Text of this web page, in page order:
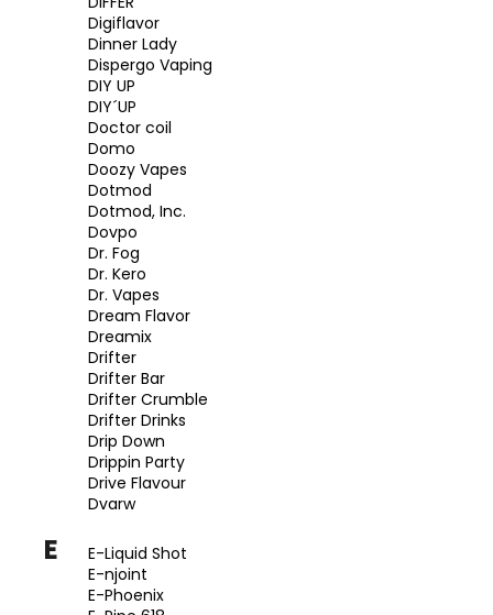
Digiflavor
Dinner Lady
Dispergo Vaping
DIY UP
DIY´UP
Doctor coil
Domo
Doozy Vapes
Dotmod
Dotmod, Inc.
Dovpo
Dr. Fog
Dr. Kero
Dr. Vapes
Dream Flavor
Dreamix
Drifter
Drifter Bar
Drifter Crumble
Drifter Drinks
Drip Down
Drippin Party
Drive Flavour
Dvarw
E
E-Liquid Shot
E-njoint
E-Phoenix